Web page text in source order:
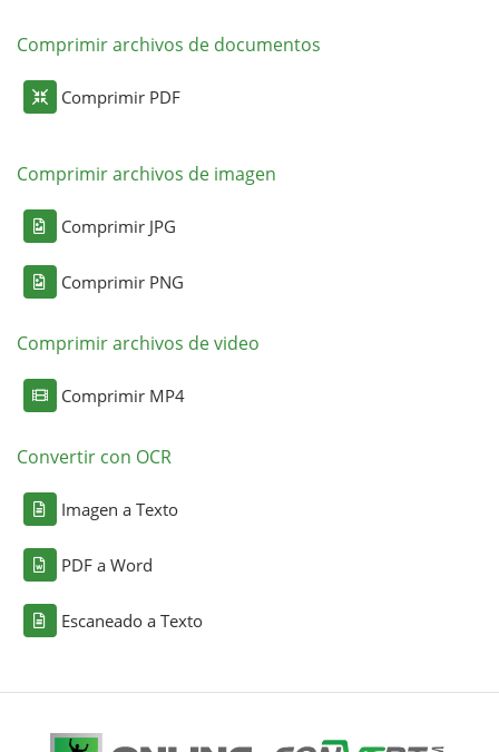
Comprimir archivos de documentos
Comprimir PDF
Comprimir archivos de imagen
Comprimir JPG
Comprimir PNG
Comprimir archivos de video
Comprimir MP4
Convertir con OCR
Imagen a Texto
PDF a Word
Escaneado a Texto